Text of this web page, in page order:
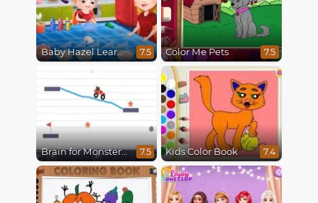
Baby Hazel Learns Colors 7.5 Color Me Pets 7.5
Brain for Monster Truck 7.5 Kids Color Book 7.4